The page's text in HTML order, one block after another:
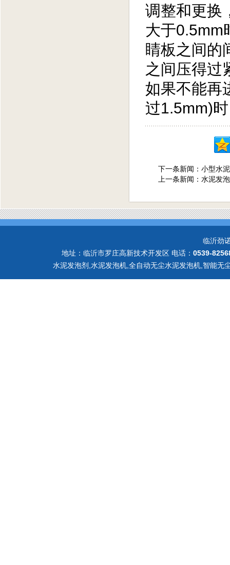
调整和更换
大于0.5mm
睛板之间的
之间压得过
如果不能再
过1.5mm)
下一条新闻： 小型水
上一条新闻： 水泥发
临沂劲
地址：临沂市罗庄高新技术开发区 电话： 0539-
水泥发泡剂,水泥发泡机,全自动无尘水泥发泡机,智能